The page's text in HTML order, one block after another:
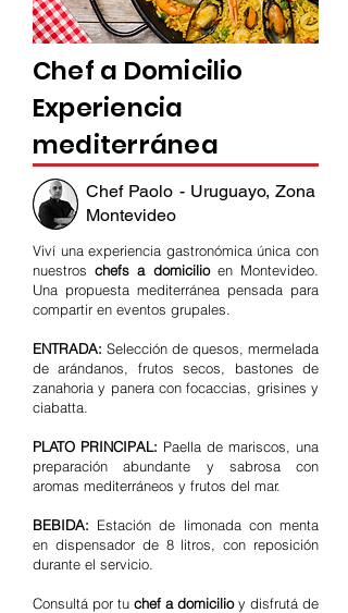
Chef a Domicilio
Experiencia
mediterránea
Chef Paolo - Uruguayo, Zona
Montevideo
Viví una experiencia gastronómica única con
nuestroschefs a domicilioen Montevideo.
Una propuesta mediterránea pensada para
compartir en eventos grupales.
ENTRADA: Selección de quesos, mermelada
de arándanos, frutos secos, bastones de
zanahoria y panera con focaccias, grisines y
ciabatta.
PLATO PRINCIPAL: Paella de mariscos, una
preparación abundante y sabrosa con
aromas mediterráneos y frutos del mar.
BEBIDA: Estación de limonada con menta
en dispensador de 8 litros, con reposición
durante el servicio.
Consultá por tu chef a domicilioy disfrutá de